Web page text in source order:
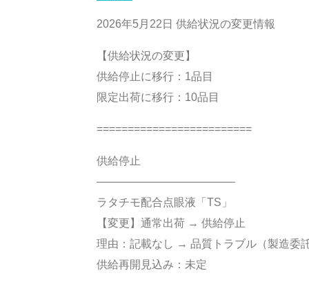
2026年5月22日 供給状況の変更情報
【供給状況の変更】
供給停止に移行：1品目
限定出荷に移行：10品目
=========================
供給停止
————————————–
ラタチモ配合点眼液「TS」
【変更】通常出荷 → 供給停止
理由：記載なし → 品質トラブル（製造委託
供給再開見込み：未定